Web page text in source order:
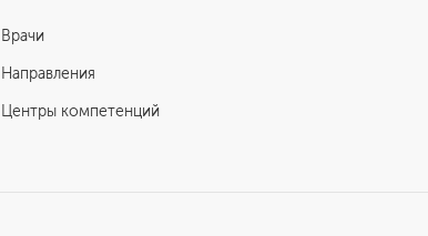
Врачи
Направления
Центры компетенций